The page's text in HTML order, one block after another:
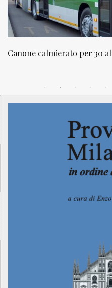
Canone calmierato per 30